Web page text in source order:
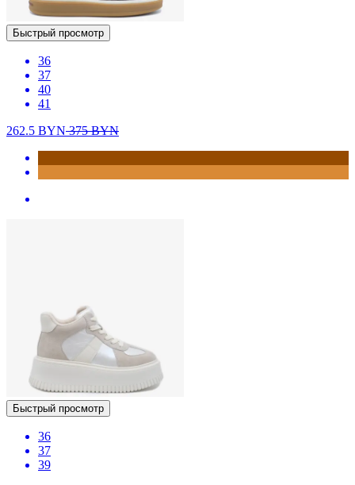
Быстрый просмотр
36
37
40
41
262.5 BYN375BYN
Быстрый просмотр
36
37
39